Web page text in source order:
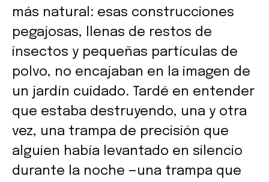
más natural: esas construcciones
pegajosas, llenas de restos de
insectos y pequeñas partículas de
polvo, no encajaban en la imagen de
un jardín cuidado. Tardé en entender
que estaba destruyendo, una y otra
vez, una trampa de precisión que
alguien había levantado en silencio
durante la noche —una trampa que